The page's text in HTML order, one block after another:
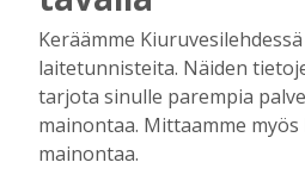
Tilaajille
Jaana Selander
Valtuutetut
Luvassa kahvia ja
mahdollisuus
Keräämme
laitetunnisteita. Näiden
tarjota sinulle parempia
mainontaa. Mittaamme myös
mainontaa.